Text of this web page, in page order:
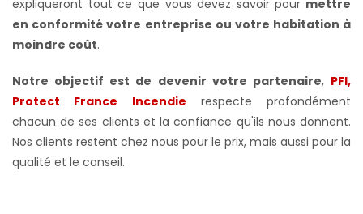
expliqueront tout ce que vous devez savoir pour mettre
en conformité votre entreprise ou votre habitation à
moindre coût.
Notre objectif est de devenir votre partenaire, PFI,
Protect France Incendie respecte profondément
chacun de ses clients et la confiance qu'ils nous donnent.
Nos clients restent chez nous pour le prix, mais aussi pour la
qualité et le conseil.